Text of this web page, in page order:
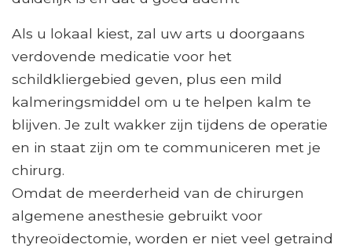
Als u lokaal kiest, zal uw arts u doorgaans
verdovende medicatie voor het
schildkliergebied geven, plus een mild
kalmeringsmiddel om u te helpen kalm te
blijven. Je zult wakker zijn tijdens de operatie
en in staat zijn om te communiceren met je
chirurg.
Omdat de meerderheid van de chirurgen
algemene anesthesie gebruikt voor
thyreoïdectomie, worden er niet veel getraind